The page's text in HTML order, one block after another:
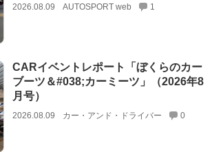
2026.08.09 AUTOSPORT web 1
CARイベントレポート「ぼくらのカー
ブーツ＆#038;カーミーツ」（2026年8
月号）
2026.08.09 カー・アンド・ドライバー 0